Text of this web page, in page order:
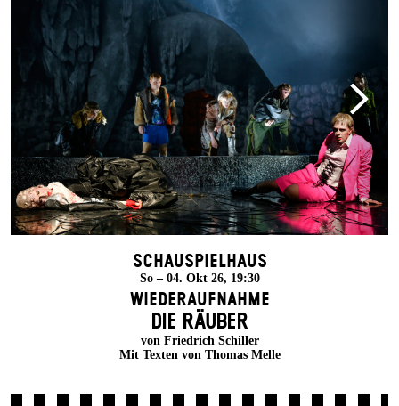
Schauspielhaus
So – 04. Okt 26, 19:30
Wiederaufnahme
DIE RÄUBER
von Friedrich Schiller
Mit Texten von Thomas Melle